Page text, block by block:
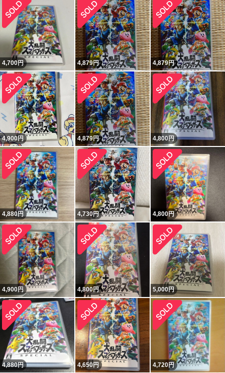
4,700円 4,879円 4,879円
4,900円 4,879円 4,800円
4,880円 4,730円 4,800円
4,900円 4,800円 5,000円
4,880円 4,650円 4,720円